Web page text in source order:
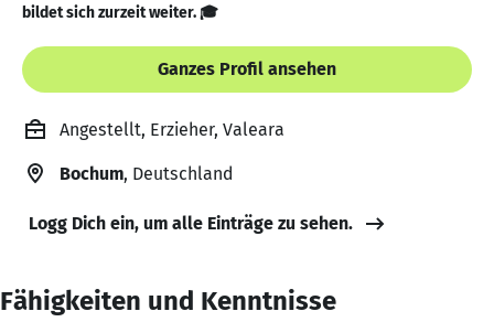
bildet sich zurzeit weiter. 🎓
Ganzes Profil ansehen
Angestellt, Erzieher, Valeara
Bochum, Deutschland
Logg Dich ein, um alle Einträge zu sehen.
Fähigkeiten und Kenntnisse